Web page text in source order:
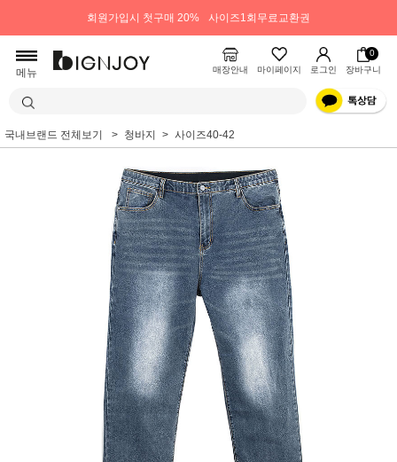
회원가입시 첫구매 20% 사이즈1회무료교환권
메뉴 매장안내 마이페이지 로그인
0
장바구니
국내브랜드 전체보기 청바지 사이즈40-42